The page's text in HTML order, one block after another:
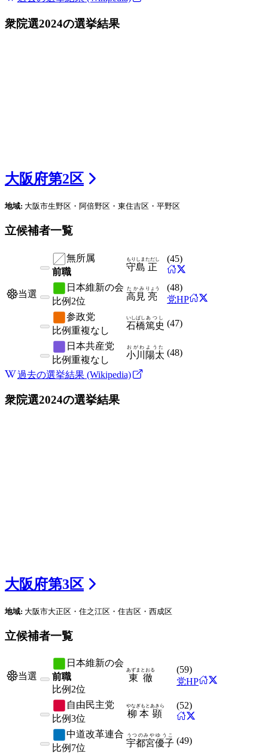
衆院選2024の選挙結果
大阪府第2区
地域: 大阪市生野区・阿倍野区・東住吉区・平野区
立候補者一覧
無所属
前職
守島
もりしま
正
ただし (45)
当選
日本維新の会
比例 2位 高見
たかみ
亮
りょう (48)
党HP
参政党
比例重複なし 石橋
いしばし
篤史
あつし
(47)
日本共産党
比例重複なし 小川
おがわ
陽太
ようた
(48)
過去の選挙結果 (Wikipedia)
衆院選2024の選挙結果
大阪府第3区
地域: 大阪市大正区・住之江区・住吉区・西成区
立候補者一覧
当選
日本維新の会
前職
比例2位
東
あずま
徹
とおる (59)
党HP
自由民主党
比例3位 柳本
やなぎもと
顕
あきら (52)
中道改革連合
比例 7位 宇都宮
うつのみや
優子
ゆうこ
(49)